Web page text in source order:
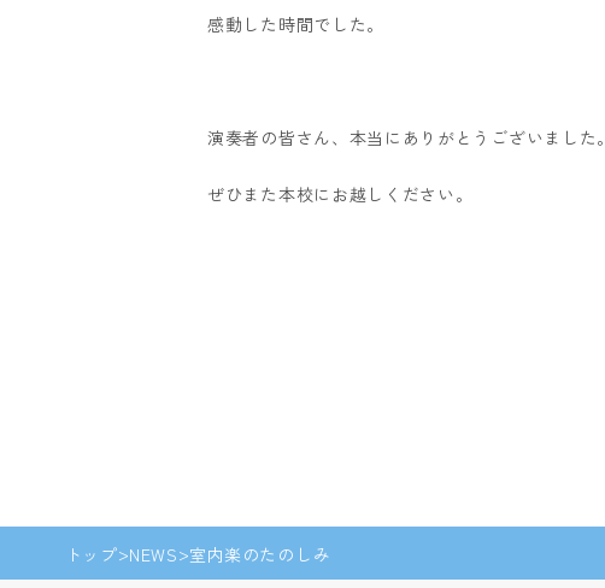
感動した時間でした。
演奏者の皆さん、本当にありがとうございました。
ぜひまた本校にお越しください。
トップ NEWS 室内楽のたのしみ